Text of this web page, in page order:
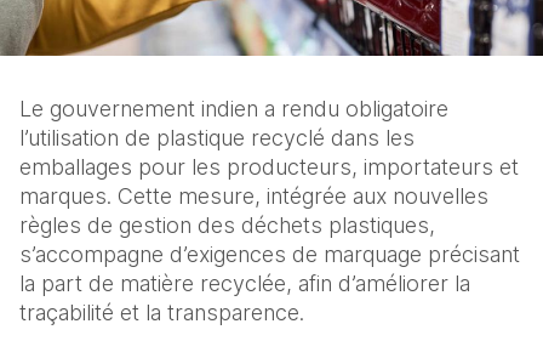
Le gouvernement indien a rendu obligatoire
l’utilisation de plastique recyclé dans les
emballages pour les producteurs, importateurs et
marques. Cette mesure, intégrée aux nouvelles
règles de gestion des déchets plastiques,
s’accompagne d’exigences de marquage précisant
la part de matière recyclée, afin d’améliorer la
traçabilité et la transparence.